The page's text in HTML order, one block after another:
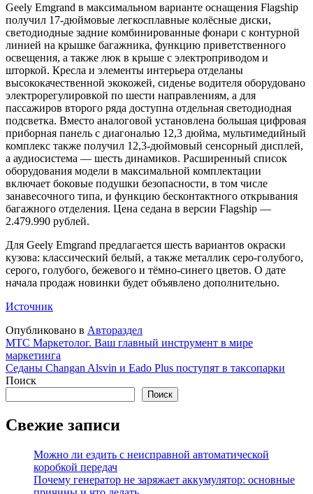
Geely Emgrand в максимальном варианте оснащения Flagship
получил 17-дюймовые легкосплавные колёсные диски,
светодиодные задние комбинированные фонари с контурной
линией на крышке багажника, функцию приветственного
освещения, а также люк в крыше с электроприводом и
шторкой. Кресла и элементы интерьера отделаны
высококачественной экокожей, сиденье водителя оборудовано
электрорегулировкой по шести направлениям, а для
пассажиров второго ряда доступна отдельная светодиодная
подсветка. Вместо аналоговой установлена большая цифровая
приборная панель с диагональю 12,3 дюйма, мультимедийный
комплекс также получил 12,3-дюймовый сенсорный дисплей,
а аудиосистема — шесть динамиков. Расширенный список
оборудования модели в максимальной комплектации
включает боковые подушки безопасности, в том числе
занавесочного типа, и функцию бесконтактного открывания
багажного отделения. Цена седана в версии Flagship —
2.479.990 рублей.
Для Geely Emgrand предлагается шесть вариантов окраски
кузова: классический белый, а также металлик серо-голубого,
серого, голубого, бежевого и тёмно-синего цветов. О дате
начала продаж новинки будет объявлено дополнительно.
Источник
Опубликовано в Автораздел
Навигация
по
записям
МТС Маркетолог. Ваш главный инструмент в мире
маркетинга
Седаны Changan Alsvin и Eado Plus поступят в таксопарки
Поиск
Поиск
Свежие записи
Можно ли ездить с неисправной автоматической
коробкой передач
Почему генератор не заряжает аккумулятор: основные